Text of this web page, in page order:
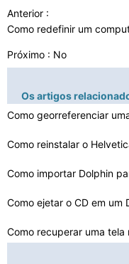
Anterior :
Como redefinir um
Próximo : No
Os artigos
Como georreferenciar
Como reinstalar o
Como importar Dolphin
Como ejetar o CD em um